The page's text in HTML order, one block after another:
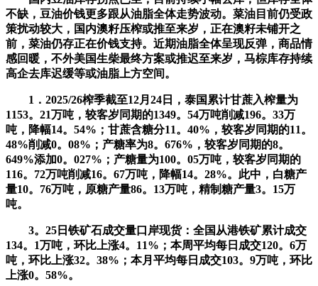
不缺，豆油价钱更多跟从油脂全体走势波动。菜油目前仍受政
策扰动较大，国内澳籽压榨或推至来岁，正在澳籽未铺开之
前，菜油仍存正在价钱支持。近期油脂全体呈现反弹，商品情
感回暖，不外美国生柴最终方案或推迟至来岁，马棕库存持续
高企去库迟缓等或油脂上方空间。
1．2025/26榨季截至12月24日，泰国累计甘蔗入榨量为
1153。21万吨，较客岁同期的1349。54万吨削减196。33万
吨，降幅14。54%；甘蔗含糖分11。40%，较客岁同期的11。
48%削减0。08%；产糖率为8。676%，较客岁同期的8。
649%添加0。027%；产糖量为100。05万吨，较客岁同期的
116。72万吨削减16。67万吨，降幅14。28%。此中，白糖产
量10。76万吨，原糖产量86。13万吨，精制糖产量3。15万
吨。
3。25日铁矿石成交量口岸现货：全国从港铁矿累计成交
134。1万吨，环比上涨4。11%；本周平均每日成交120。6万
吨，环比上涨32。38%；本月平均每日成交103。9万吨，环比
上涨0。58%。